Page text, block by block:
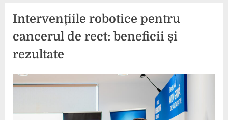
Intervențiile robotice pentru
cancerul de rect: beneficii și
rezultate
Posted
31
By
press